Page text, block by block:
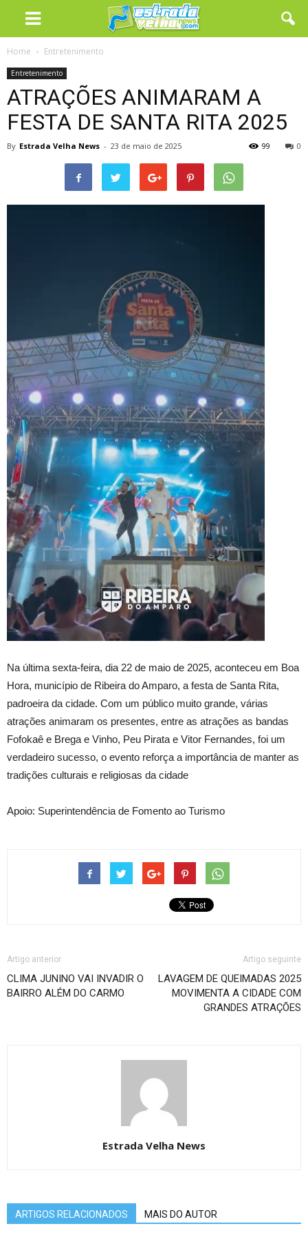
Home Entretenimento
Entretenimento
ATRAÇÕES ANIMARAM A
FESTA DE SANTA RITA 2025
By Estrada Velha News - 23 de maio de 2025 0
99
Na última sexta-feira, dia 22 de maio de 2025, aconteceu em Boa
Hora, município de Ribeira do Amparo, a festa de Santa Rita,
padroeira da cidade. Com um público muito grande, várias
atrações animaram os presentes, entre as atrações as bandas
Fofokaê e Brega e Vinho, Peu Pirata e Vitor Fernandes, foi um
verdadeiro sucesso, o evento reforça a importância de manter as
tradições culturais e religiosas da cidade
Apoio: Superintendência de Fomento ao Turismo
Artigo anterior
CLIMA JUNINO VAI INVADIR O
BAIRRO ALÉM DO CARMO
Artigo seguinte
LAVAGEM DE QUEIMADAS 2025
MOVIMENTA A CIDADE COM
GRANDES ATRAÇÕES
Estrada Velha News
ARTIGOS RELACIONADOS MAIS DO AUTOR